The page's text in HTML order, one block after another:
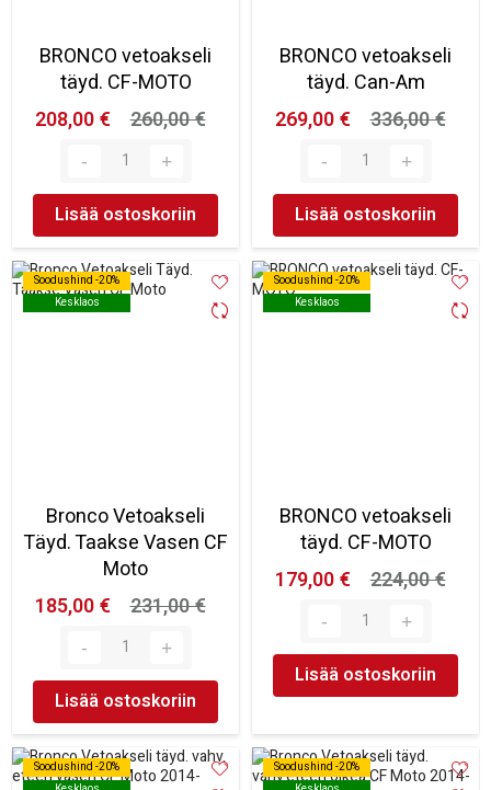
BRONCO vetoakseli
täyd. CF-MOTO
208,00 €
260,00 €
Lisää ostoskoriin
BRONCO vetoakseli
täyd. Can-Am
269,00 €
336,00 €
Lisää ostoskoriin
Soodushind -20%
Kesklaos
Soodushind -20%
Kesklaos
Bronco Vetoakseli
Täyd. Taakse Vasen CF
Moto
185,00 €
231,00 €
Lisää ostoskoriin
Soodushind -20%
Kesklaos
Soodushind -20%
Kesklaos
BRONCO vetoakseli
täyd. CF-MOTO
179,00 €
224,00 €
Lisää ostoskoriin
Soodushind -20%
Soodushind -20%
Soodushind -20%
Soodushind -20%